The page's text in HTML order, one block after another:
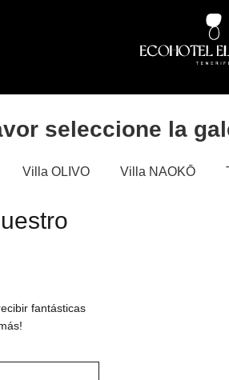
seleccione la
Villa OLIVO Villa NAOKŌ
fantásticas